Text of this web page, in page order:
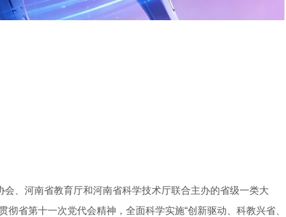
会、河南省教育厅和河南省科学技术厅联合主办的省级一类大
省第十一次党代会精神，全面科学实施“创新驱动、科教兴省、